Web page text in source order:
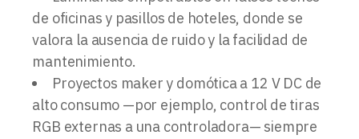
de oficinas y pasillos de hoteles, donde se
valora la ausencia de ruido y la facilidad de
mantenimiento.
Proyectos maker y domótica a 12 V DC de
alto consumo —por ejemplo, control de tiras
RGB externas a una controladora— siempre